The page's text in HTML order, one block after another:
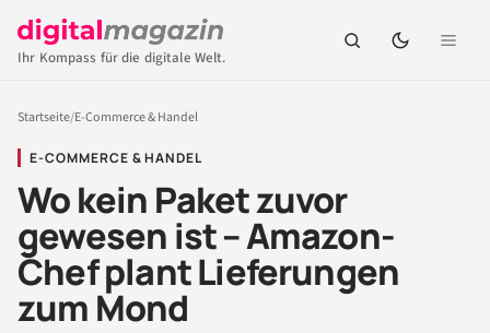
Ihr Kompass für die digitale Welt.
Startseite/E-Commerce & Handel
E-COMMERCE & HANDEL
Wo kein Paket zuvor
gewesen ist – Amazon-
Chef plant Lieferungen
zum Mond